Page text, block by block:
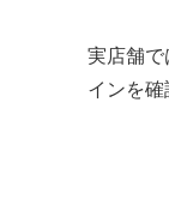
実店舗
インを確